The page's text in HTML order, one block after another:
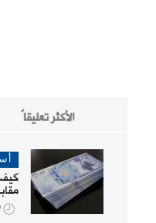
الأكثر تعليقاً